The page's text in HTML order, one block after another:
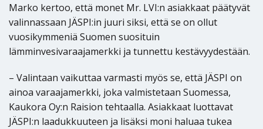
Marko kertoo, että monet Mr. LVI:n asiakkaat päätyvät
valinnassaan JÄSPI:in juuri siksi, että se on ollut
vuosikymmeniä Suomen suosituin
lämminvesivaraajamerkki ja tunnettu kestävyydestään.
– Valintaan vaikuttaa varmasti myös se, että JÄSPI on
ainoa varaajamerkki, joka valmistetaan Suomessa,
Kaukora Oy:n Raision tehtaalla. Asiakkaat luottavat
JÄSPI:n laadukkuuteen ja lisäksi moni haluaa tukea